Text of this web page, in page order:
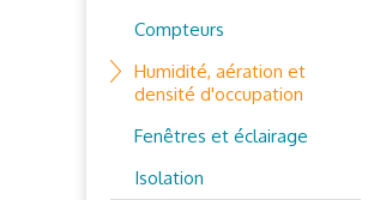
Compteurs
Humidité, aération et
densité d'occupation
Fenêtres et éclairage
Isolation